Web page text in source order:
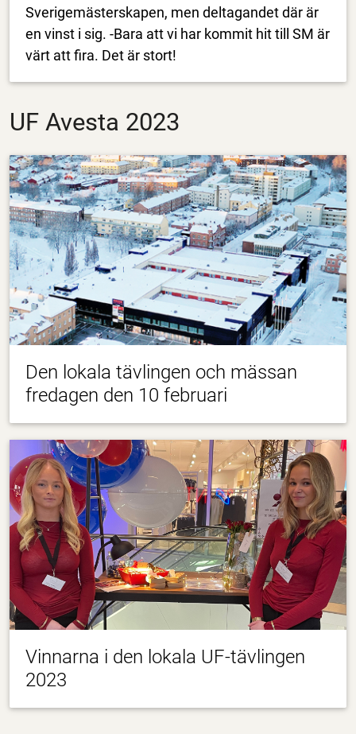
Sverigemästerskapen, men deltagandet där är
en vinst i sig. -Bara att vi har kommit hit till SM är
värt att fira. Det är stort!
UF Avesta 2023
Den lokala tävlingen och mässan
fredagen den 10 februari
Vinnarna i den lokala UF-tävlingen
2023